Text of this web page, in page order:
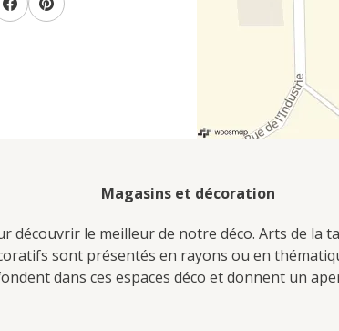
Magasins et décoration
découvrir le meilleur de notre déco. Arts de la
sont présentés en rayons ou en
dans ces espaces déco et donnent un